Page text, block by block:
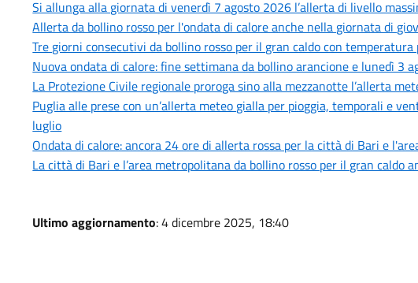
Si allunga alla giornata di venerdì 7 agosto 2026 l’allerta di livello
Allerta da bollino rosso per l'ondata di calore anche nella giornata di
Tre giorni consecutivi da bollino rosso per il gran caldo con
Nuova ondata di calore: fine settimana da bollino arancione e lunedì 3
La Protezione Civile regionale proroga sino alla mezzanotte l’allerta
Puglia alle prese con un’allerta meteo gialla per pioggia, temporali e
luglio
Ondata di calore: ancora 24 ore di allerta rossa per la città di Bari e
La città di Bari e l’area metropolitana da bollino rosso per il gran caldo
Ultimo aggiornamento: 4 dicembre 2025, 18:40